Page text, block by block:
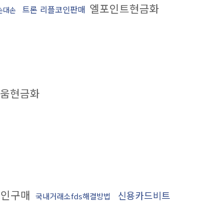
대손 트론 리플코인판매 엘포인트현금화
현금화
구매 국내거래소fds해결방법
신용카드비트